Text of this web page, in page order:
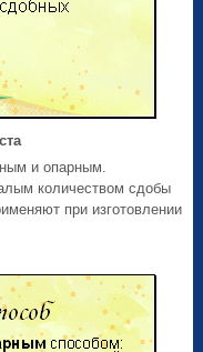
и опарным.
количеством сдобы
при изготовлении